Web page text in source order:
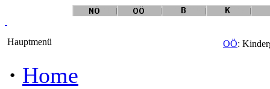
Hauptmenü
· Home
OÖ: